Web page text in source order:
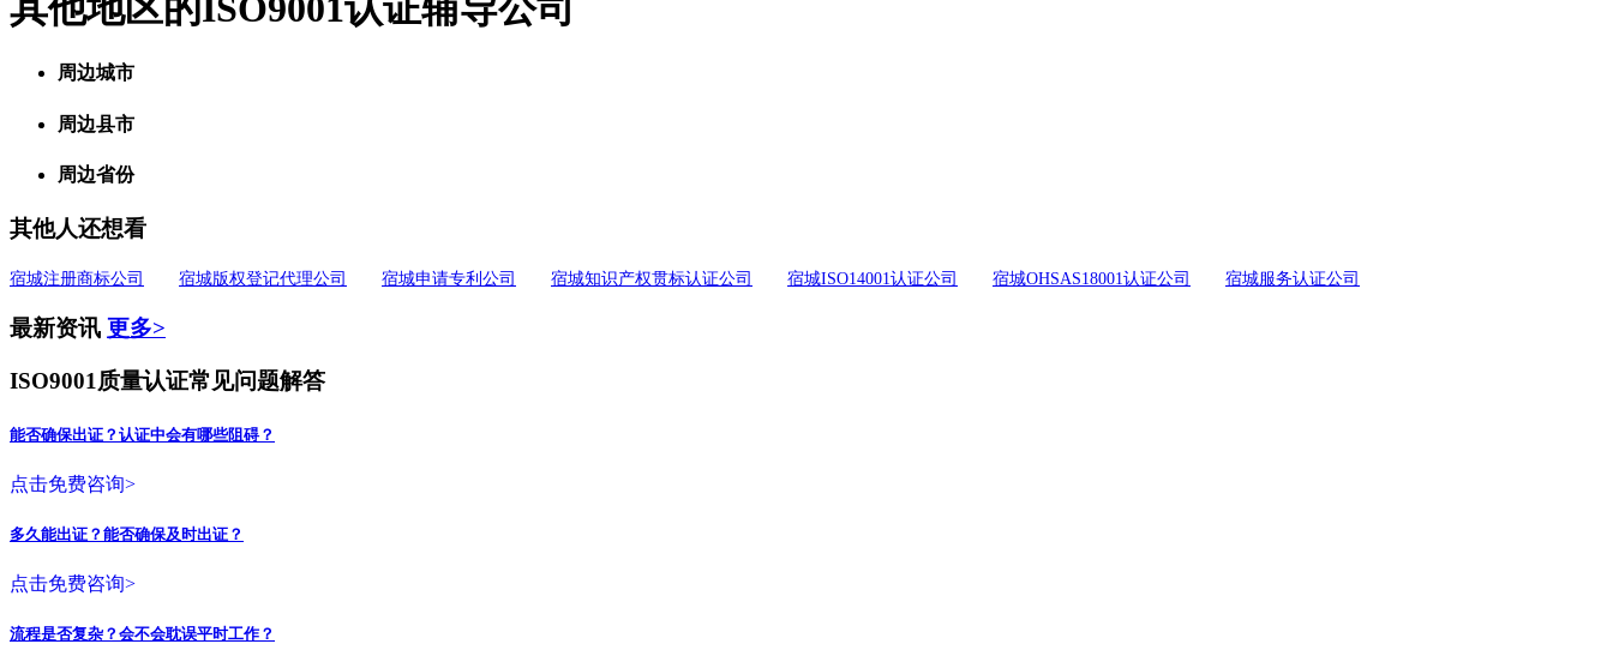
周边城市
周边县市
周边省份
其他人还想看
宿城注册商标公司 宿城版权登记代理公司 宿城申请专利公司 宿城知识产权贯标认证公司 宿城ISO14001认证公司 宿城OHSAS18001认证公司 宿城服务认证公司
最新资讯 更多>
ISO9001质量认证常见问题解答
能否确保出证？认证中会有哪些阻碍？
点击免费咨询>
多久能出证？能否确保及时出证？
点击免费咨询>
流程是否复杂？会不会耽误平时工作？